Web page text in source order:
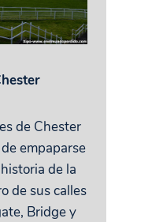
de Chester
empaparse
de la
de sus calles
Bridge y